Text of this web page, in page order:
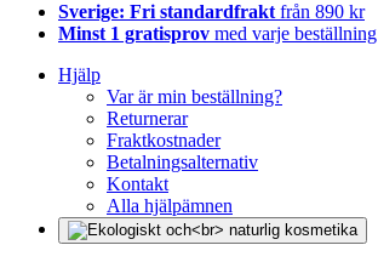
Sverige: Fri standardfrakt från 890 kr
Minst 1 gratisprov med varje beställning
Hjälp
Var är min beställning?
Returnerar
Fraktkostnader
Betalningsalternativ
Kontakt
Alla hjälpämnen